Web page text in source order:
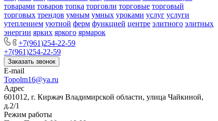
товарами товаров топка торговли торговые торговый
торговых трендов умным умных уроками услуг услуги
утеплением уютной ферм функцией центре элитного элитных
энергии ярких яркого ярмарок
+7(961)254-22-59
+7(961)254-22-59
Заказать звонок
E-mail
Topolm16@ya.ru
Адрес
601012, г. Киржач Владимирской области, улица Чайкиной,
д.2/1
Режим работы